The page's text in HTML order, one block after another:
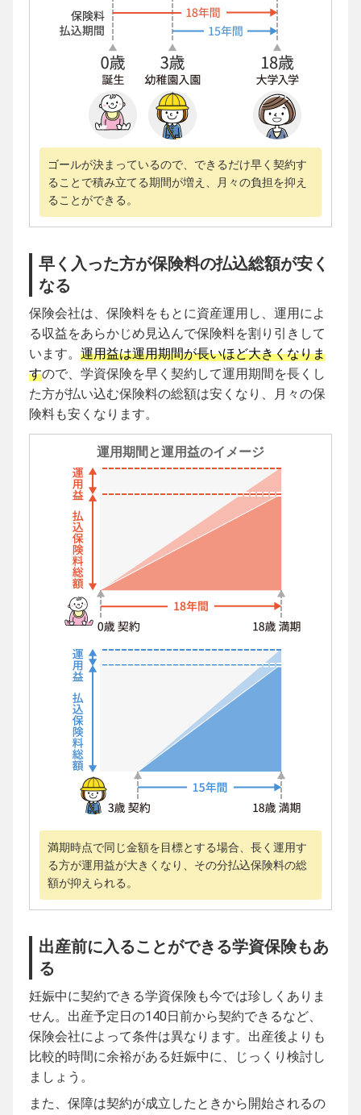
ゴールが決まっているので、できるだけ早く契約す
ることで積み立てる期間が増え、月々の負担を抑え
ることができる。
早く入った方が保険料の払込総額が安く
なる
保険会社は、保険料をもとに資産運用し、運用によ
る収益をあらかじめ見込んで保険料を割り引きして
います。 運用益は運用期間が長いほど大きくなりま
すので、学資保険を早く契約して運用期間を長くし
た方が払い込む保険料の総額は安くなり、月々の保
険料も安くなります。
運用期間と運用益のイメージ
満期時点で同じ金額を目標とする場合、長く運用す
る方が運用益が大きくなり、その分払込保険料の総
額が抑えられる。
出産前に入ることができる学資保険もあ
る
妊娠中に契約できる学資保険も今では珍しくありま
せん。出産予定日の140日前から契約できるなど、
保険会社によって条件は異なります。出産後よりも
比較的時間に余裕がある妊娠中に、じっくり検討し
ましょう。
また、保障は契約が成立したときから開始されるの